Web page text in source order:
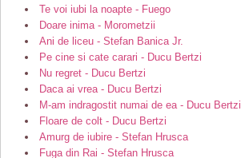
Te voi iubi la noapte - Fuego
Doare inima - Morometzii
Ani de liceu - Stefan Banica Jr.
Pe cine si cate carari - Ducu Bertzi
Nu regret - Ducu Bertzi
Daca ai vrea - Ducu Bertzi
M-am indragostit numai de ea - Ducu Bertzi
Floare de colt - Ducu Bertzi
Amurg de iubire - Stefan Hrusca
Fuga din Rai - Stefan Hrusca